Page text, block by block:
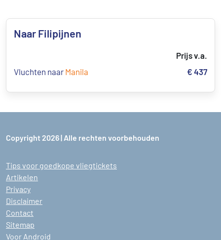
Naar Filipijnen
Prijs v.a.
Vluchten naar Manila € 437
Copyright 2026 | Alle rechten voorbehouden
Tips voor goedkope vliegtickets
Artikelen
Privacy
Disclaimer
Contact
Sitemap
Voor Android